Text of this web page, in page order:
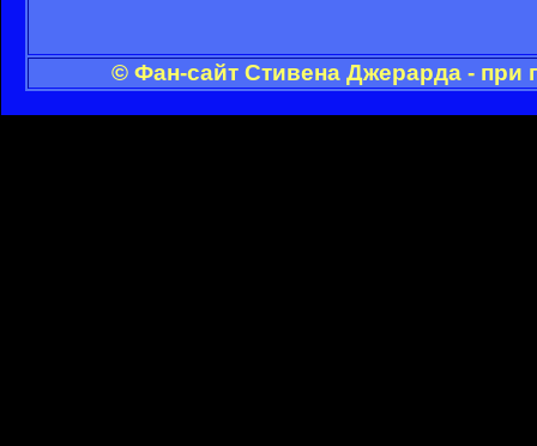
© Фан-сайт Стивена Джерарда - при